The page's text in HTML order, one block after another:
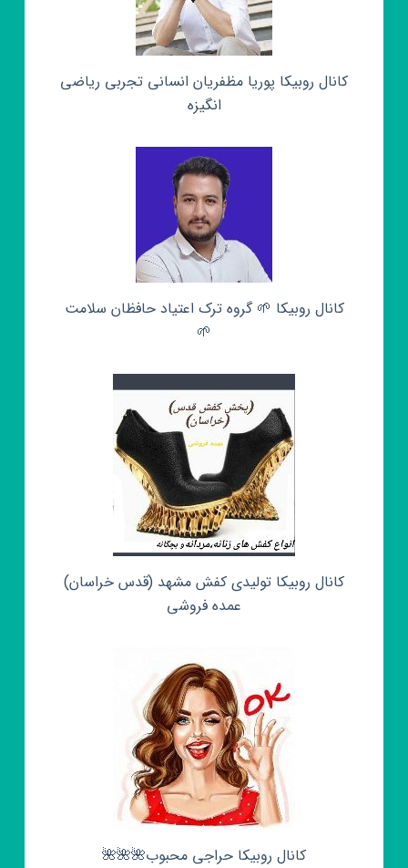
کانال روبیکا پوریا مظفریان انسانی تجربی ریاضی
انگیزه
کانال روبیکا 🌱 گروه ترک اعتیاد حافظان سلامت
🌱
کانال روبیکا تولیدی کفش مشهد (قدس خراسان)
عمده فروشی
کانال روبیکا حراجی محبوب🌺🌺🌺